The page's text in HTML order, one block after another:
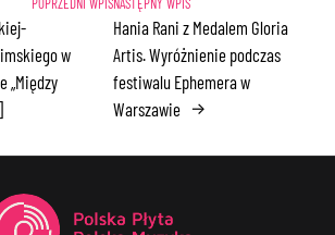
w
„Między
Hania Rani z Medalem Gloria
Artis. Wyróżnienie podczas
festiwalu Ephemera w
Warszawie →